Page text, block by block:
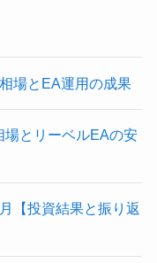
場とEA運用の成果
とリーベルEAの安
【投資結果と振り返